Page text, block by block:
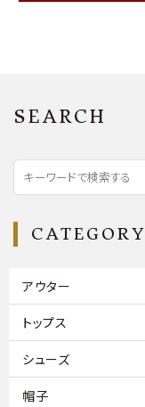
SEARCH
CATEGORY
アウター
トップス
シューズ
帽子